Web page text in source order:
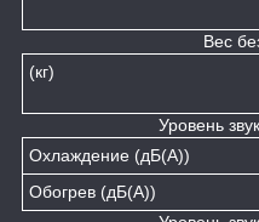
Вес
(кг)
Уровень
Охлаждение (дБ(А))
Обогрев (дБ(А))